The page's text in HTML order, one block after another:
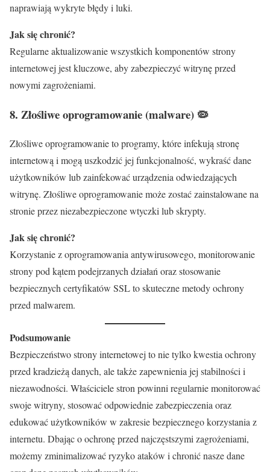
naprawiają wykryte błędy i luki.
Jak się chronić?
Regularne aktualizowanie wszystkich komponentów strony
internetowej jest kluczowe, aby zabezpieczyć witrynę przed
nowymi zagrożeniami.
8. Złośliwe oprogramowanie (malware) 🦠
Złośliwe oprogramowanie to programy, które infekują stronę
internetową i mogą uszkodzić jej funkcjonalność, wykraść dane
użytkowników lub zainfekować urządzenia odwiedzających
witrynę. Złośliwe oprogramowanie może zostać zainstalowane na
stronie przez niezabezpieczone wtyczki lub skrypty.
Jak się chronić?
Korzystanie z oprogramowania antywirusowego, monitorowanie
strony pod kątem podejrzanych działań oraz stosowanie
bezpiecznych certyfikatów SSL to skuteczne metody ochrony
przed malwarem.
Podsumowanie
Bezpieczeństwo strony internetowej to nie tylko kwestia ochrony
przed kradzieżą danych, ale także zapewnienia jej stabilności i
niezawodności. Właściciele stron powinni regularnie monitorować
swoje witryny, stosować odpowiednie zabezpieczenia oraz
edukować użytkowników w zakresie bezpiecznego korzystania z
internetu. Dbając o ochronę przed najczęstszymi zagrożeniami,
możemy zminimalizować ryzyko ataków i chronić nasze dane